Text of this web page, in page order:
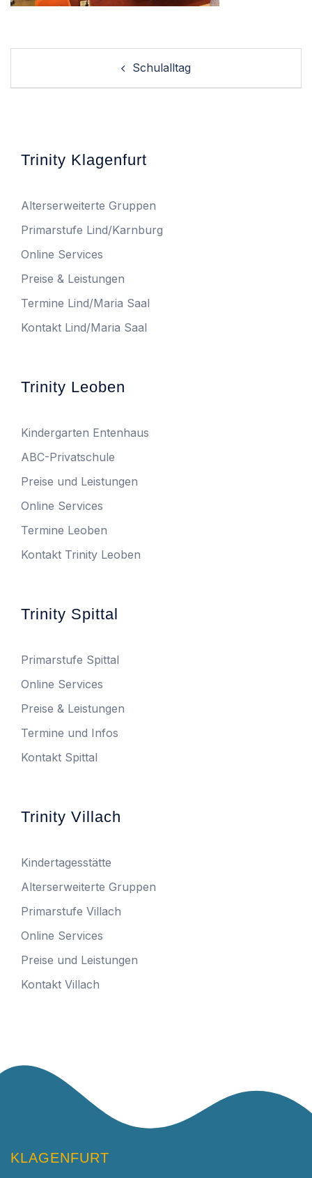
Schulalltag
Trinity Klagenfurt
Alterserweiterte Gruppen
Primarstufe Lind/Karnburg
Online Services
Preise & Leistungen
Termine Lind/Maria Saal
Kontakt Lind/Maria Saal
Trinity Leoben
Kindergarten Entenhaus
ABC-Privatschule
Preise und Leistungen
Online Services
Termine Leoben
Kontakt Trinity Leoben
Trinity Spittal
Primarstufe Spittal
Online Services
Preise & Leistungen
Termine und Infos
Kontakt Spittal
Trinity Villach
Kindertagesstätte
Alterserweiterte Gruppen
Primarstufe Villach
Online Services
Preise und Leistungen
Kontakt Villach
KLAGENFURT